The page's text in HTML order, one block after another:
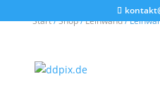
Start/Shop/Leinwand/